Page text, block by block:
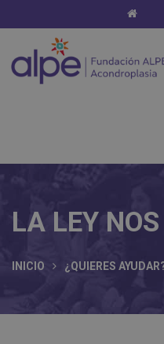
LA LEY
INICIO ¿QUIERES